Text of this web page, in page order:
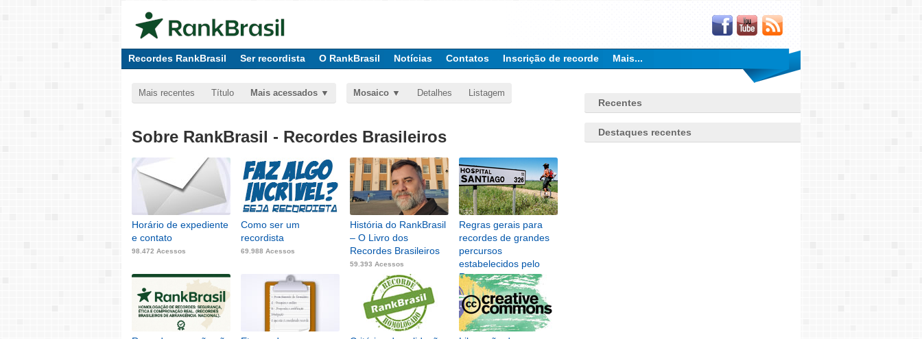
Recordes RankBrasil Ser recordista O RankBrasil Notícias Contatos Inscrição de recorde Mais...
Mais recentes Título Mais acessados Mosaico Detalhes Listagem
Sobre RankBrasil - Recordes Brasileiros
Horário de expediente
e contato
98.472 Acessos
Como ser um
recordista
69.988 Acessos
História do RankBrasil
– O Livro dos
Recordes Brasileiros
59.393 Acessos
Regras gerais para
recordes de grandes
percursos
estabelecidos pelo
Ra...
25.319 Acessos
Recentes
Destaques recentes